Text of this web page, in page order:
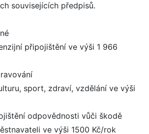
souvisejících předpisů.
připojištění ve výši 1 966
sport, zdraví, vzdělání ve výši
odpovědnosti vůči škodě
ve výši 1500 Kč/rok